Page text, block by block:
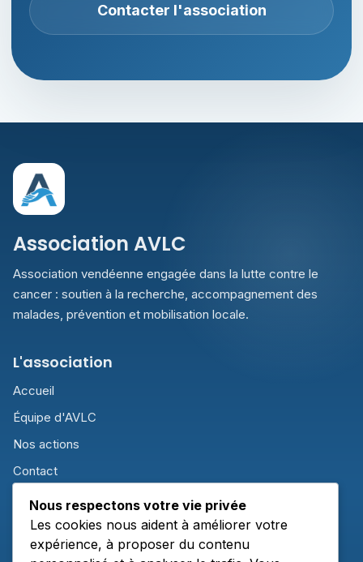
Contacter l'association
Association AVLC
Association vendéenne engagée dans la lutte contre le
cancer : soutien à la recherche, accompagnement des
malades, prévention et mobilisation locale.
L'association
Accueil
Équipe d'AVLC
Nos actions
Contact
S'engager
Adhésion
Nous respectons votre vie privée
Les cookies nous aident à améliorer votre
expérience, à proposer du contenu